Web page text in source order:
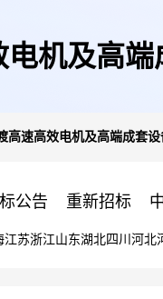
机及高
高速高效电机及高端成套
公告 重新招标
江苏浙江山东湖北四川 河北